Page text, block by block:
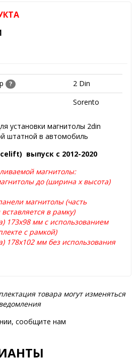
?
2 Din
Sorento
установки магнитолы 2din
штатной в автомобиль
выпуск с 2012-2020
магнитолы:
до (ширина х высота)
магнитолы (часть
в рамку)
173х98 мм с использованием
с рамкой)
178х102 мм без использования
товара могут изменяться
сообщите нам